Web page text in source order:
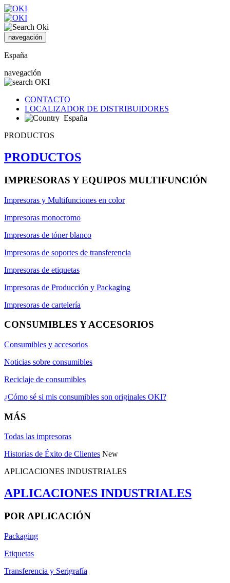
navegación
España
navegación
CONTACTO
LOCALIZADOR DE DISTRIBUIDORES
España
PRODUCTOS
PRODUCTOS
IMPRESORAS Y EQUIPOS MULTIFUNCIÓN
Impresoras y Multifunciones en color
Impresoras monocromo
Impresoras de tóner blanco
Impresoras de soportes de transferencia
Impresoras de etiquetas
Impresoras de Producción y Packaging
Impresoras de cartelería
CONSUMIBLES Y ACCESORIOS
Consumibles y accesorios
Noticias sobre consumibles
Reciclaje de consumibles
¿Cómo sé si mis consumibles son originales OKI?
MÁS
Todas las impresoras
Historias de Éxito de Clientes New
APLICACIONES INDUSTRIALES
APLICACIONES INDUSTRIALES
POR APLICACIÓN
Packaging
Etiquetas
Transferencia y Serigrafía